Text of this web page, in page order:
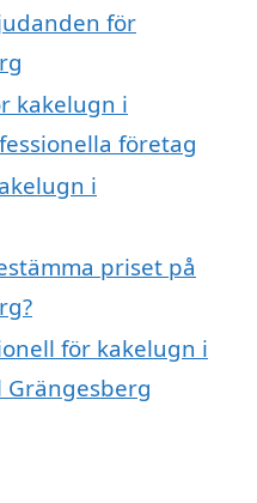
för
kakelugn i
företag
i
priset på
för kakelugn i